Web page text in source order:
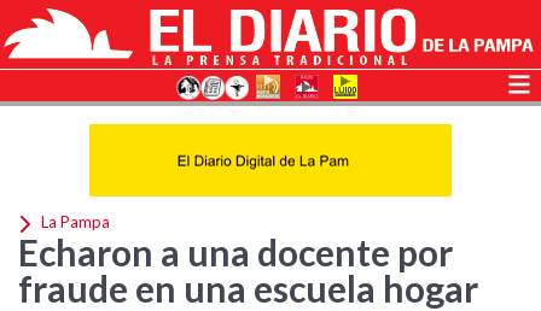
La Pampa
Echaron a una docente por
fraude en una escuela hogar